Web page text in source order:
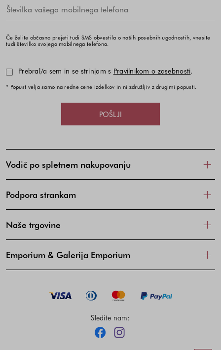
Če želite občasno prejeti tudi SMS obvestila o naših posebnih ugodnostih, vnesite
tudi številko svojega mobilnega telefona.
Prebral/a sem in se strinjam s Pravilnikom o zasebnosti.
* Popust velja samo na redne cene izdelkov in ni združljiv z drugimi popusti.
POŠLJI
Vodič po spletnem nakupovanju
Podpora strankam
Naše trgovine
Emporium & Galerija Emporium
Sledite nam:
FacebookInstagram